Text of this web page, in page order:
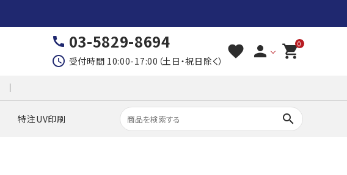
call 03-5829-8694
schedule 受付時間 10:00-17:00（土日・祝日除く）
favorite person 0
shopping_cart
特注UV印刷 search